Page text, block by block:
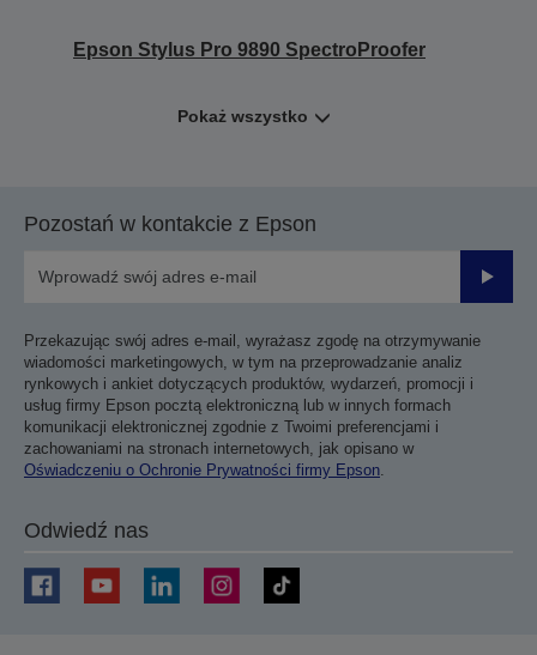
Epson Stylus Pro 9890 SpectroProofer
Pokaż wszystko
Pozostań w kontakcie z Epson
Przekazując swój adres e-mail, wyrażasz zgodę na otrzymywanie
wiadomości marketingowych, w tym na przeprowadzanie analiz
rynkowych i ankiet dotyczących produktów, wydarzeń, promocji i
usług firmy Epson pocztą elektroniczną lub w innych formach
komunikacji elektronicznej zgodnie z Twoimi preferencjami i
zachowaniami na stronach internetowych, jak opisano w
Oświadczeniu o Ochronie Prywatności firmy Epson.
Odwiedź nas